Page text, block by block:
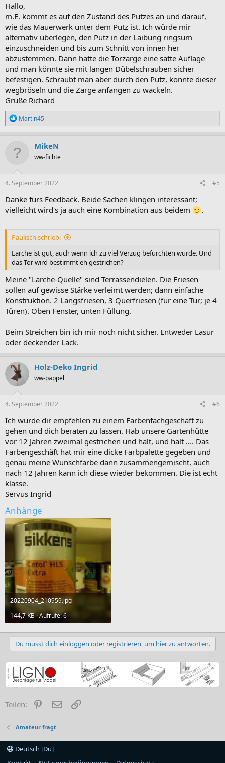
Hallo,
m.E. kommt es auf den Zustand des Putzes an und darauf,
wie das Mauerwerk unter dem Putz ist. Ich würde mir
alternativ überlegen, den Putz in der Laibung ringsum
einzuschneiden und bis zum Schnitt von innen her
abzustemmen. Dann hätte die Torzarge eine satte Auflage
und man könnte sie mit langen Dübelschrauben sicher
befestigen. Schraubt man aber durch den Putz, könnte dieser
wegbröseln und die Zarge anfangen zu wackeln.
Grüße Richard
R
e
a
t
n
e
:
Martin45
MikeN
ww-fichte
4. September 2022 #5
Danke fürs Feedback. Beide Sachen klingen interessant;
vielleicht wird's ja auch eine Kombination aus beidem
.
Paulisch schrieb:
Lärche ist gut, auch wenn ich zu viel Verzug befürchten würde. Und
das Tor wird bestimmt eh gestrichen?
Meine "Lärche-Quelle" sind Terrassendielen. Die Friesen
sollen auf gewisse Stärke verleimt werden; dann einfache
Konstruktion. 2 Längsfriesen, 3 Querfriesen (für eine Tür; je 4
Türen). Oben Fenster, unten Füllung.
Beim Streichen bin ich mir noch nicht sicher. Entweder Lasur
oder deckender Lack.
Holz-Deko Ingrid
ww-pappel
4. September 2022 #6
Ich würde dir empfehlen zu einem Farbenfachgeschäft zu
gehen und dich beraten zu lassen. Hab unsere Gartenhütte
vor 12 Jahren zweimal gestrichen und hält, und hält .... Das
Farbengeschäft hat mir eine dicke Farbpalette gegeben und
genau meine Wunschfarbe dann zusammengemischt, auch
nach 12 Jahren kann ich diese wieder bekommen. Die ist echt
klasse.
Servus Ingrid
Anhänge
20220904_210959.jpg
144,7 KB · Aufrufe: 6
Du musst dich einloggen oder registrieren, um hier zu antworten.
Teilen: PinterestE-Mail
Amateur fragt
Deutsch [Du]